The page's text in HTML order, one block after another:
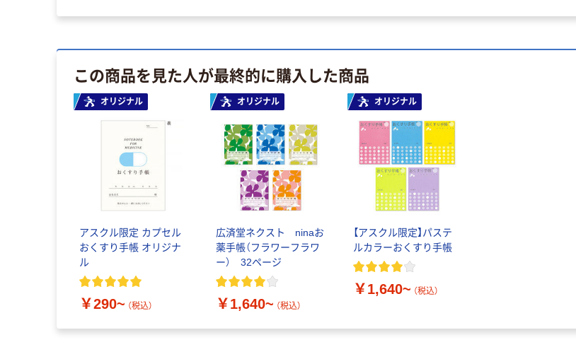
ナル
リジナル
この商品を見た人が最終的に購入した商品
オリジナル
アスクル限定 カプセル
おくすり手帳 オリジナ
ル
￥290~ （税込）
オリジナル
広済堂ネクスト ninaお
薬手帳（フラワーフラワ
ー） 32ページ
￥1,640~ （税込）
オリジナル
【アスクル限定】パステ
ルカラーおくすり手帳
￥1,640~ （税込）